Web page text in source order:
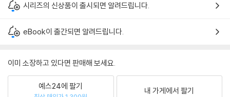
시리즈의 신상품이 출시되면 알려드립니다.
eBook이 출간되면 알려드립니다.
이미 소장하고 있다면 판매해 보세요.
예스24에 팔기 내 가게에서 팔기